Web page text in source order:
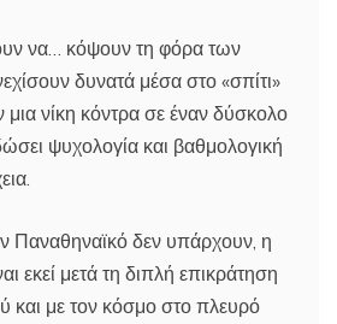
να… κόψουν τη φόρα των
δυνατά μέσα στο «σπίτι»
νίκη κόντρα σε έναν δύσκολο
ψυχολογία και βαθμολογική
Παναθηναϊκό δεν υπάρχουν, η
εκεί μετά τη διπλή επικράτηση
και με τον κόσμο στο πλευρό